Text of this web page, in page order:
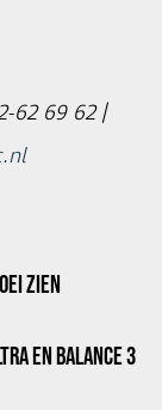
62 69 62 |
ZIEN
EN BALANCE 3